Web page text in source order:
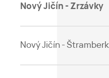
Nový Jičín - Zrzávky
Nový Jičín - Štramberk